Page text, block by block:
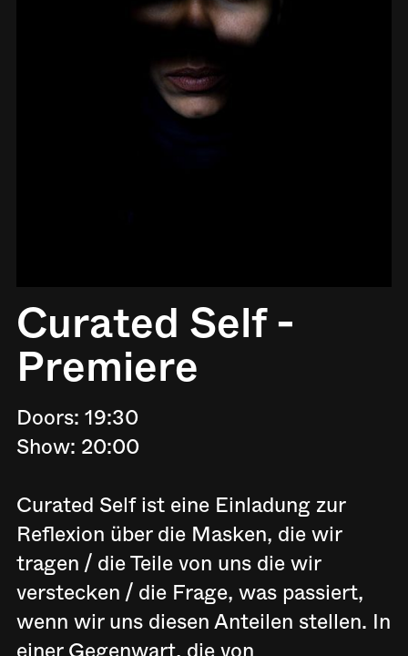
Curated Self -
Premiere
Doors: 19:30
Show: 20:00
Curated Self ist eine Einladung zur
Reflexion über die Masken, die wir
tragen / die Teile von uns die wir
verstecken / die Frage, was passiert,
wenn wir uns diesen Anteilen stellen. In